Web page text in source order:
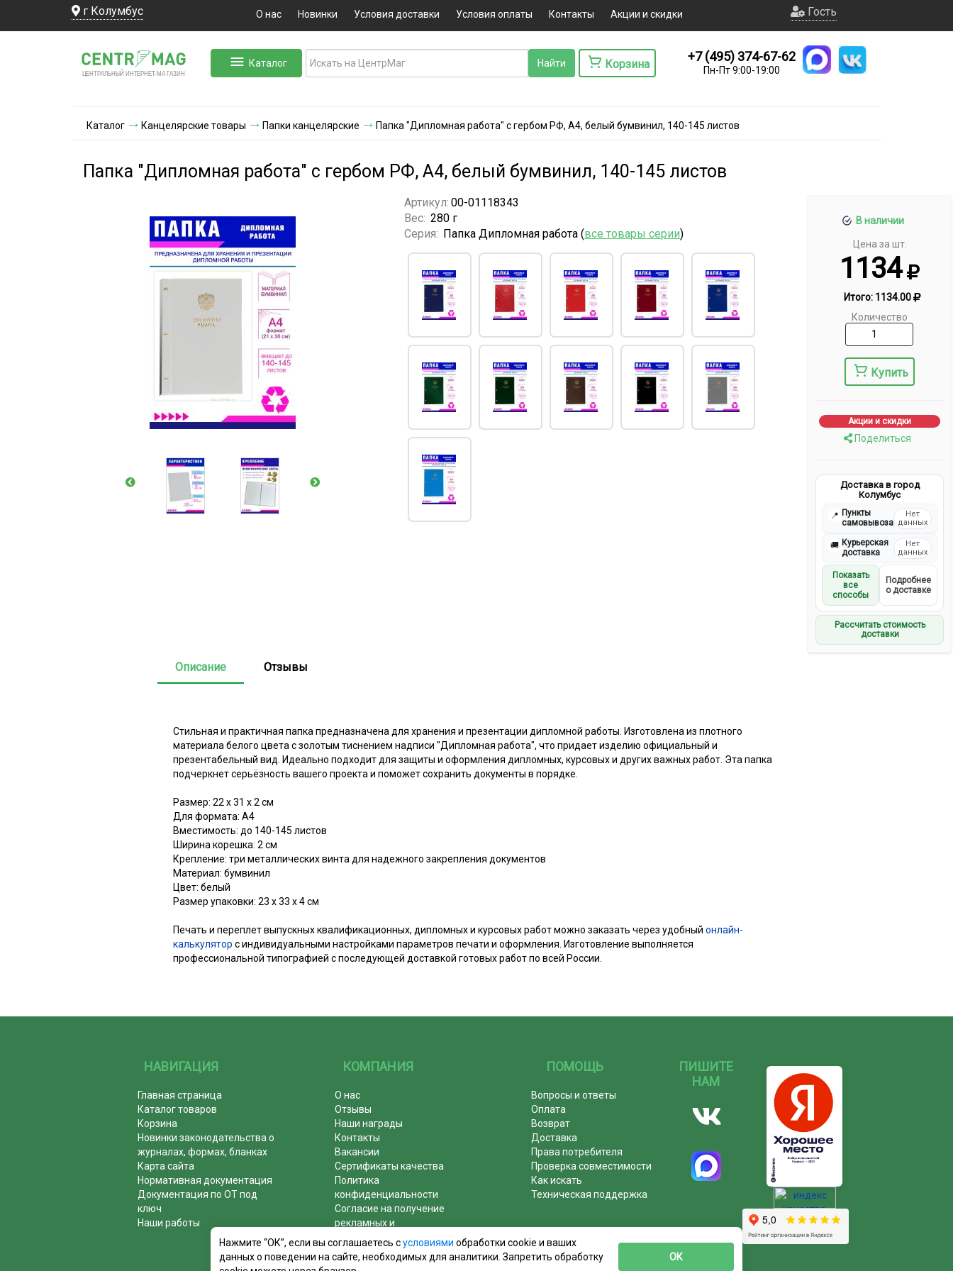
г Колумбус О нас Новинки Условия доставки Условия оплаты Контакты Акции и скидки Гость
ЦЕНТРАЛЬНЫЙ ИНТЕРНЕТ-МА ГАЗИН
Каталог Корзина
+7 (495) 374-67-62
Пн-Пт 9:00-19:00
Каталог Канцелярские товары Папки канцелярские Папка "Дипломная работа" с гербом РФ, А4, белый бумвинил, 140-145 листов
Папка "Дипломная работа" с гербом РФ, А4, белый бумвинил, 140-145 листов
В наличии
Цена за шт.
1134
Итого: 1134.00
Количество
Купить
Акции и скидки
Поделиться
Доставка в город
Колумбус
📍 Пункты
самовывоза
Нет
данных
🚚 Курьерская
доставка
Нет
данных
Показать
все
способы
Подробнее
о доставке
Рассчитать стоимость
доставки
Артикул: 00-01118343
Вес: 280 г
Серия: Папка Дипломная работа (все товары серии)
Описание Отзывы
Стильная и практичная папка предназначена для хранения и презентации дипломной работы. Изготовлена из плотного
материала белого цвета с золотым тиснением надписи "Дипломная работа", что придает изделию официальный и
презентабельный вид. Идеально подходит для защиты и оформления дипломных, курсовых и других важных работ. Эта папка
подчеркнет серьёзность вашего проекта и поможет сохранить документы в порядке.
Размер: 22 х 31 х 2 см
Для формата: А4
Вместимость: до 140-145 листов
Ширина корешка: 2 см
Крепление: три металлических винта для надежного закрепления документов
Материал: бумвинил
Цвет: белый
Размер упаковки: 23 х 33 х 4 см
Печать и переплет выпускных квалификационных, дипломных и курсовых работ можно заказать через удобный онлайн-
калькулятор с индивидуальными настройками параметров печати и оформления. Изготовление выполняется
профессиональной типографией с последующей доставкой готовых работ по всей России.
НАВИГАЦИЯ
Главная страница
Каталог товаров
Корзина
Новинки законодательства о
журналах, формах, бланках
Карта сайта
Нормативная документация
Документация по ОТ под
ключ
Наши работы
КОМПАНИЯ
О нас
Отзывы
Наши награды
Контакты
Вакансии
Сертификаты качества
Политика
конфиденциальности
Согласие на получение
рекламных и
информационных рассылок
Почему журналы покупают у
ПОМОЩЬ
Вопросы и ответы
Оплата
Возврат
Доставка
Права потребителя
Проверка совместимости
Как искать
Техническая поддержка
ПИШИТЕ
НАМ
Нажмите “ОК”, если вы соглашаетесь сусловиями обработки cookie и ваших
данных о поведении на сайте, необходимых для аналитики. Запретить обработку
ОК